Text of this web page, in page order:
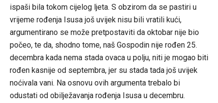
ispaši bila tokom cijelog ljeta. S obzirom da se pastiri u
vrijeme rođenja Isusa još uvijek nisu bili vratili kući,
argumentirano se može pretpostaviti da oktobar nije bio
počeo, te da, shodno tome, naš Gospodin nije rođen 25.
decembra kada nema stada ovaca u polju, niti je mogao biti
rođen kasnije od septembra, jer su stada tada još uvijek
noćivala vani. Na osnovu ovih argumenta trebalo bi
odustati od obilježavanja rođenja Isusa u decembru.